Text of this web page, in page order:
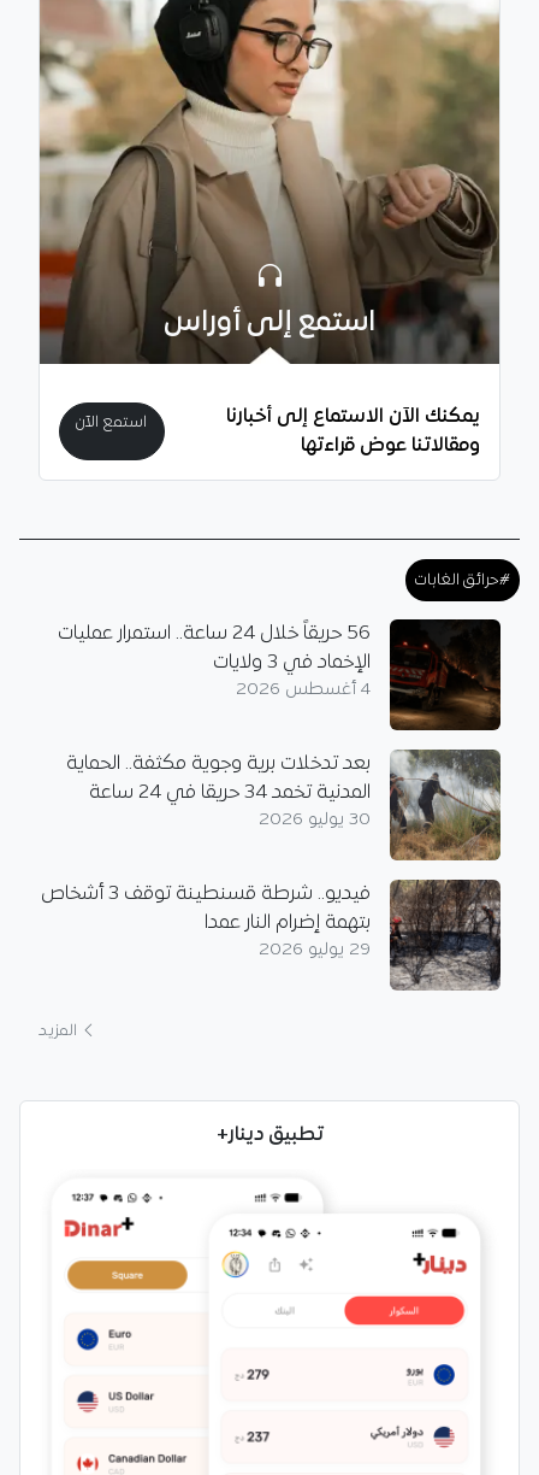
استمع إلى أوراس
يمكنك الآن الاستماع إلى أخبارنا
ومقالاتنا عوض قراءتها
استمع الآن
#حرائق الغابات
56 حريقاً خلال 24 ساعة.. استمرار عمليات
الإخماد في 3 ولايات
4 أغسطس 2026
بعد تدخلات برية وجوية مكثفة.. الحماية
المدنية تخمد 34 حريقا في 24 ساعة
30 يوليو 2026
فيديو.. شرطة قسنطينة توقف 3 أشخاص
بتهمة إضرام النار عمدا
29 يوليو 2026
المزيد
تطبيق دينار+